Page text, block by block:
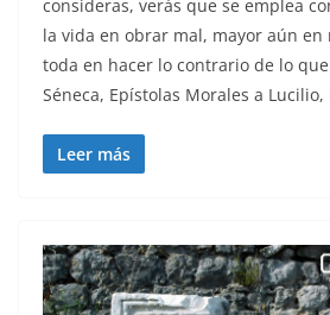
consideras, verás que se emplea
la vida en obrar mal, mayor aún en
toda en hacer lo contrario de lo
Séneca, Epístolas Morales a Lucilio,
Leer más